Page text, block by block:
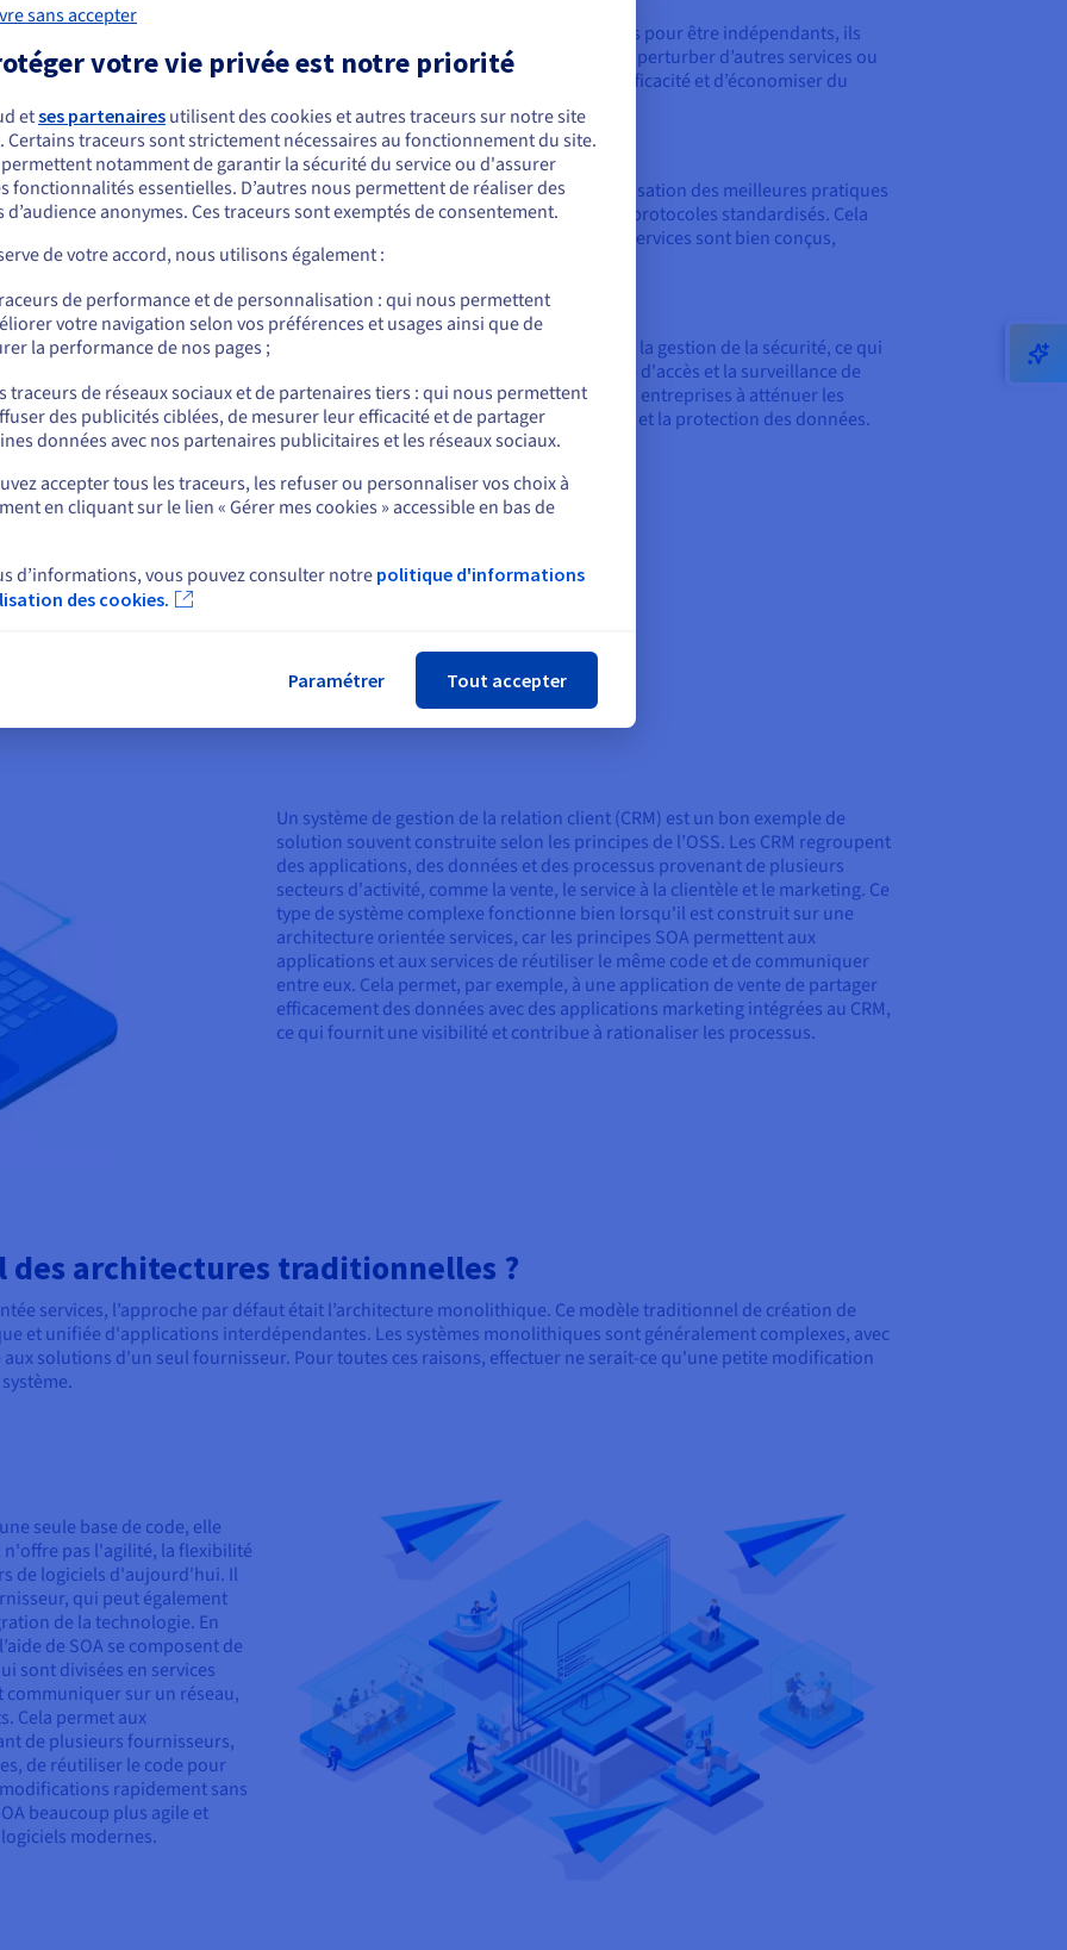
permet aux entreprises de
leur infrastructure
d’efforts, en aidant
maintenance des
sont conçus pour être
facilement entre différents
leurs solutions existantes
, et d’adopter une
de gérer la demande
tout en maintenant des
En effet, SOA répartit les
Étant donné que les services SOA sont conçus pour être indépendants, ils
peuvent être maintenus sans avoir besoin de perturber d’autres services ou
infrastructures. Cela permet d’augmenter l’efficacité et d’économiser du
temps et des ressources.
Qualité
L’architecture orientée services favorise l’utilisation des meilleures pratiques
et des principes de conception, interfaces et protocoles standardisés. Cela
permet aux entreprises de s'assurer que les services sont bien conçus,
cohérents et fiables.
Sécurité
Avec SOA, les entreprises peuvent centraliser la gestion de la sécurité, ce qui
permet d'appliquer les politiques, le contrôle d'accès et la surveillance de
manière beaucoup plus efficace. Cela aide les entreprises à atténuer les
risques de sécurité et à assurer la conformité et la protection des données.
SOA ?
Un système de gestion de la relation client (CRM) est un bon exemple de
solution souvent construite selon les principes de l’OSS. Les CRM regroupent
des applications, des données et des processus provenant de plusieurs
secteurs d'activité, comme la vente, le service à la clientèle et le marketing. Ce
type de système complexe fonctionne bien lorsqu'il est construit sur une
architecture orientée services, car les principes SOA permettent aux
applications et aux services de réutiliser le même code et de communiquer
entre eux. Cela permet, par exemple, à une application de vente de partager
efficacement des données avec des applications marketing intégrées au CRM,
ce qui fournit une visibilité et contribue à rationaliser les processus.
des architectures traditionnelles ?
services, l’approche par défaut était l’architecture monolithique. Ce modèle traditionnel de création de
et unifiée d'applications interdépendantes. Les systèmes monolithiques sont généralement complexes, avec
aux solutions d'un seul fournisseur. Pour toutes ces raisons, effectuer ne serait-ce qu'une petite modification
seule base de code, elle
pas l'agilité, la flexibilité
de logiciels d'aujourd'hui. Il
qui peut également
de la technologie. En
de SOA se composent de
sont divisées en services
sur un réseau,
Cela permet aux
de plusieurs fournisseurs,
de réutiliser le code pour
rapidement sans
beaucoup plus agile et
modernes.
semblez être localisé en États-Unis.
commander, rendez-vous sur le site de votre pays (États-Unis) et créez un
us.ovhcloud.com/learn Anglais USD - $
ou
sur le site actuel
un autre site web
sans accepter
votre vie privée est notre priorité
etses partenaires utilisent des cookies et autres traceurs sur notre site
Certains traceurs sont strictement nécessaires au fonctionnement du site.
notamment de garantir la sécurité du service ou d'assurer
fonctionnalités essentielles. D’autres nous permettent de réaliser des
d’audience anonymes. Ces traceurs sont exemptés de consentement.
de votre accord, nous utilisons également :
de performance et de personnalisation : qui nous permettent
votre navigation selon vos préférences et usages ainsi que de
la performance de nos pages ;
traceurs de réseaux sociaux et de partenaires tiers : qui nous permettent
des publicités ciblées, de mesurer leur efficacité et de partager
données avec nos partenaires publicitaires et les réseaux sociaux.
accepter tous les traceurs, les refuser ou personnaliser vos choix à
en cliquant sur le lien « Gérer mes cookies » accessible en bas de
d’informations, vous pouvez consulter notre politique d'informations
des cookies.
Paramétrer Tout accepter